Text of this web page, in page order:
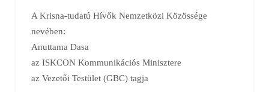
A Krisna-tudatú Hívők Nemzetközi Közössége
nevében:
Anuttama Dasa
az ISKCON Kommunikációs Minisztere
az Vezetői Testület (GBC) tagja